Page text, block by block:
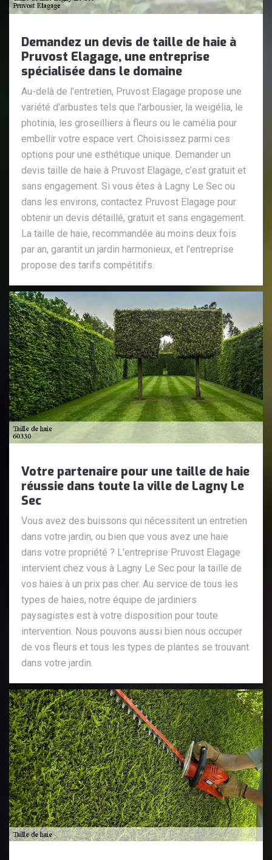
Demandez un devis de taille de haie à
Pruvost Elagage, une entreprise
spécialisée dans le domaine
Au-delà de l'entretien, Pruvost Elagage propose une
variété d'arbustes tels que l'arbousier, la weigélia, le
photinia, les groseilliers à fleurs ou le camélia pour
embellir votre espace vert. Choisissez parmi ces
options pour une esthétique unique. Demander un
devis taille de haie à Pruvost Elagage, c’est gratuit et
sans engagement. Si vous êtes à Lagny Le Sec ou
dans les environs, contactez Pruvost Elagage pour
obtenir un devis détaillé, gratuit et sans engagement.
La taille de haie, recommandée au moins deux fois
par an, garantit un jardin harmonieux, et l'entreprise
propose des tarifs compétitifs.
Votre partenaire pour une taille de haie
réussie dans toute la ville de Lagny Le
Sec
Vous avez des buissons qui nécessitent un entretien
dans votre jardin, ou bien que vous avez une haie
dans votre propriété ? L'entreprise Pruvost Elagage
intervient chez vous à Lagny Le Sec pour la taille de
vos haies à un prix pas cher. Au service de tous les
types de haies, notre équipe de jardiniers
paysagistes est à votre disposition pour toute
intervention. Nous pouvons aussi bien nous occuper
de vos fleurs et tous les types de plantes se trouvant
dans votre jardin.